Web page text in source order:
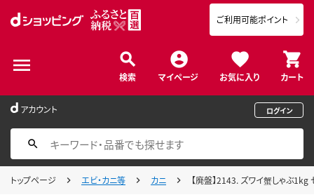
検索 マイページ お気に入り カート
ご利用可能ポイント
アカウント ログイン
トップページ エビ・カニ等 カニ 【廃盤】2143. ズワイ蟹しゃぶ